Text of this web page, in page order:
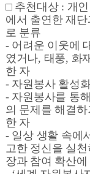
□ 추천대상 : 개
에서 출연한 재
로 분류
- 어려운 이웃에
였거나, 태풍, 화
한 자
- 자원봉사 활성
- 자원봉사를 통
의 문제를 해결
한 자
- 일상 생활 속에
고한 정신을 실
장과 참여 확산